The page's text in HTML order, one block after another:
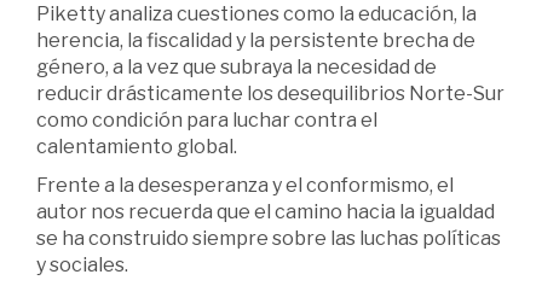
Piketty analiza cuestiones como la educación, la
herencia, la fiscalidad y la persistente brecha de
género, a la vez que subraya la necesidad de
reducir drásticamente los desequilibrios Norte-Sur
como condición para luchar contra el
calentamiento global.
Frente a la desesperanza y el conformismo, el
autor nos recuerda que el camino hacia la igualdad
se ha construido siempre sobre las luchas políticas
y sociales.